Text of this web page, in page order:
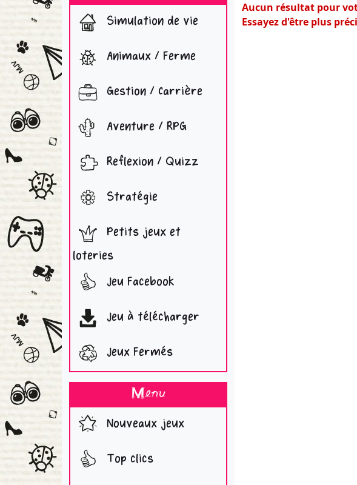
Simulation de vie
Animaux / Ferme
Gestion / Carrière
Aventure / RPG
Reflexion / Quizz
Stratégie
Petits jeux et
loteries
Jeu Facebook
Jeu à télécharger
Jeux Fermés
Menu
Nouveaux jeux
Top clics
Aucun résultat pour
Essayez d'être plus